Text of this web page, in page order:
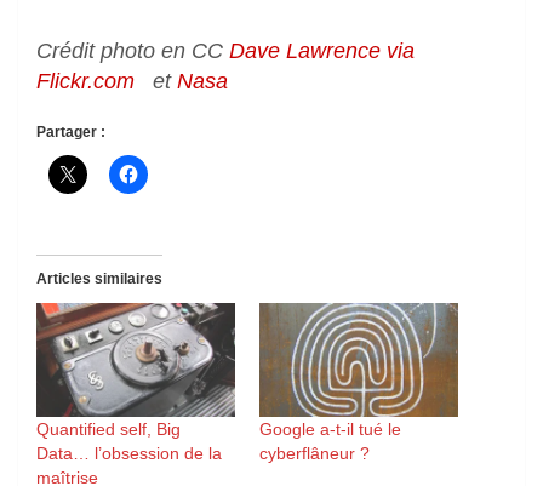
Crédit photo en CC Dave Lawrence via
Flickr.com
et Nasa
Partager :
Articles similaires
Quantified self, Big
Data… l’obsession de la
maîtrise
Google a-t-il tué le
cyberflâneur ?